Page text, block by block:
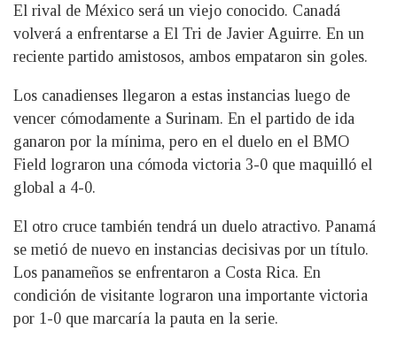
El rival de México será un viejo conocido. Canadá
volverá a enfrentarse a El Tri de Javier Aguirre. En un
reciente partido amistosos, ambos empataron sin goles.
Los canadienses llegaron a estas instancias luego de
vencer cómodamente a Surinam. En el partido de ida
ganaron por la mínima, pero en el duelo en el BMO
Field lograron una cómoda victoria 3-0 que maquilló el
global a 4-0.
El otro cruce también tendrá un duelo atractivo. Panamá
se metió de nuevo en instancias decisivas por un título.
Los panameños se enfrentaron a Costa Rica. En
condición de visitante lograron una importante victoria
por 1-0 que marcaría la pauta en la serie.